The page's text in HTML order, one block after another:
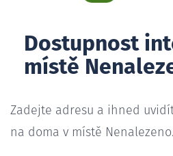
Dostupnost
místě
Zadejte adresu a ihned
na doma v místě Nenalezeno.